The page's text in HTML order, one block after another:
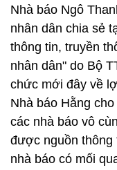
Nhà báo Ngô
nhân dân chia sẻ
thông tin, truyền
nhân dân" do Bộ
chức mới đây về
Nhà báo Hằng
các nhà báo vô
được nguồn thông
nhà báo có mối